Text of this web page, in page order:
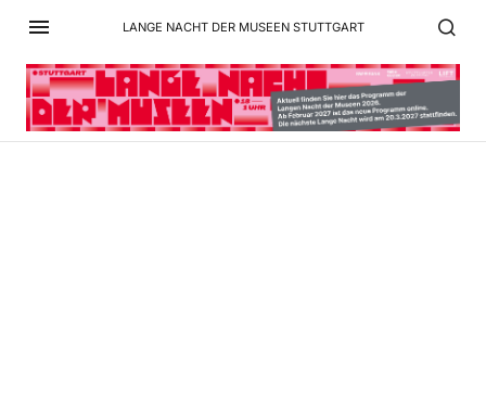
LANGE NACHT DER MUSEEN STUTTGART